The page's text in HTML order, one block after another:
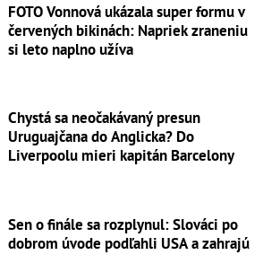
FOTO Vonnová ukázala super formu v
červených bikinách: Napriek zraneniu
si leto naplno užíva
Chystá sa neočakávaný presun
Uruguajčana do Anglicka? Do
Liverpoolu mieri kapitán Barcelony
Sen o finále sa rozplynul: Slováci po
dobrom úvode podľahli USA a zahrajú